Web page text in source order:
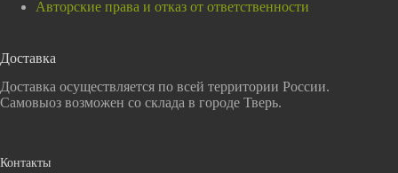
Авторские права и отказ от ответственности
Доставка
Доставка осуществляется по всей территории России.
Самовыоз возможен со склада в городе Тверь.
Контакты